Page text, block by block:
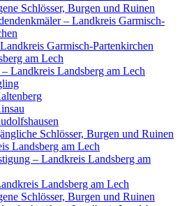
Schlösser, Burgen und Ruinen
– Landkreis Garmisch-
Garmisch-Partenkirchen
am Lech
Landkreis Landsberg am Lech
Schlösser, Burgen und Ruinen
Landsberg am Lech
– Landkreis Landsberg am
Landsberg am Lech
Schlösser, Burgen und Ruinen